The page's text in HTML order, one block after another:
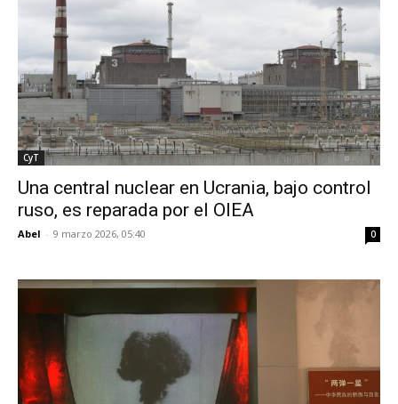
CyT
Una central nuclear en Ucrania, bajo control
ruso, es reparada por el OIEA
Abel - 9 marzo 2026, 05:40 0